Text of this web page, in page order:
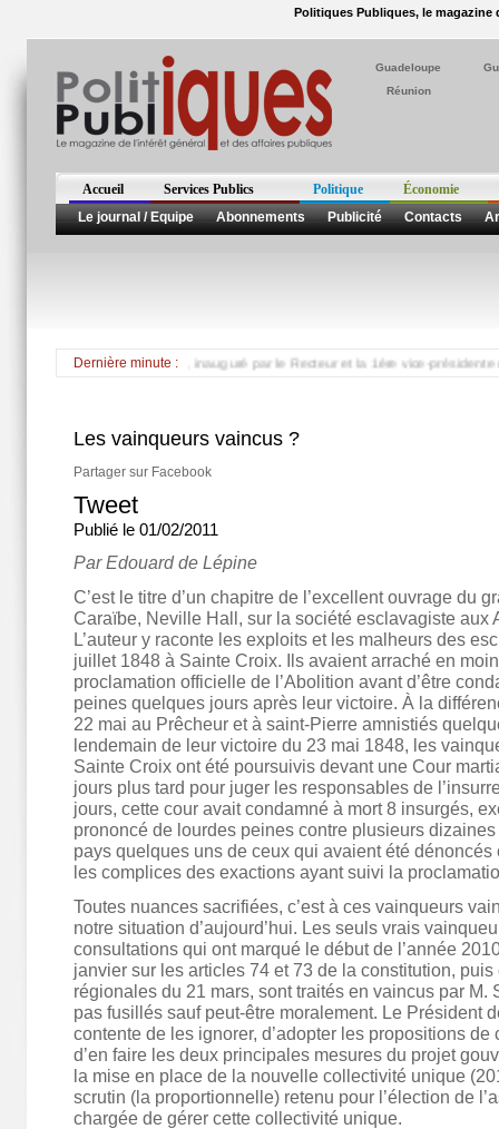
Politiques Publiques, le magazine
Guadeloupe
Réunion
Accueil Services Publics Politique
Économie
Le journal / Equipe
Abonnements Publicité Contacts
Dernière minute :
en Martinique, inauguré par le Recteur et la 1ère vice-présidente de
Les vainqueurs vaincus ?
Partager sur Facebook
Tweet
Publié le 01/02/2011
Par Edouard de Lépine
C’est le titre d’un chapitre de l’excellent ouvrage du
Caraïbe, Neville Hall, sur la société esclavagiste aux
L’auteur y raconte les exploits et les malheurs des
juillet 1848 à Sainte Croix. Ils avaient arraché en
proclamation officielle de l’Abolition avant d’être
peines quelques jours après leur victoire. À la
22 mai au Prêcheur et à saint-Pierre amnistiés
lendemain de leur victoire du 23 mai 1848, les
Sainte Croix ont été poursuivis devant une Cour
jours plus tard pour juger les responsables de
jours, cette cour avait condamné à mort 8 insurgés,
prononcé de lourdes peines contre plusieurs dizaines
pays quelques uns de ceux qui avaient été dénoncés
les complices des exactions ayant suivi la
Toutes nuances sacrifiées, c’est à ces vainqueurs
notre situation d’aujourd’hui. Les seuls vrais
consultations qui ont marqué le début de l’année
janvier sur les articles 74 et 73 de la constitution,
régionales du 21 mars, sont traités en vaincus par M.
pas fusillés sauf peut-être moralement. Le Président
contente de les ignorer, d’adopter les propositions de
d’en faire les deux principales mesures du projet
la mise en place de la nouvelle collectivité unique
scrutin (la proportionnelle) retenu pour l’élection de
chargée de gérer cette collectivité unique.